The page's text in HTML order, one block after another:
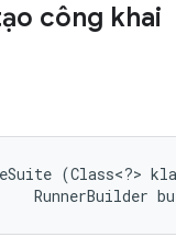
công khai
(Class<?>
RunnerBuilder